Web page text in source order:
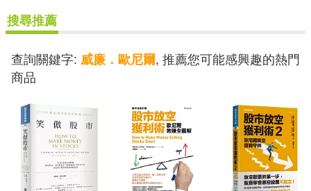
搜尋推薦
查詢關鍵字: 威廉．歐尼爾, 推薦您可能感興趣的熱門
商品